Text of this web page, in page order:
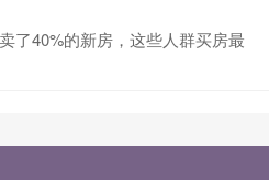
了40%的新房，这些人群买房最